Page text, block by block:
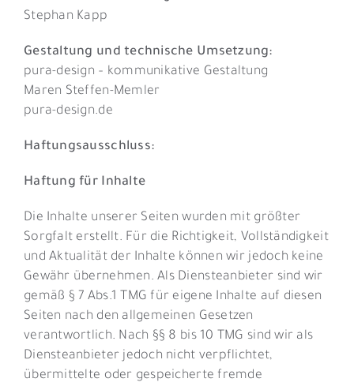
Stephan Kapp
Gestaltung und technische Umsetzung:
pura-design – kommunikative Gestaltung
Maren Steffen-Memler
pura-design.de
Haftungsausschluss:
Haftung für Inhalte
Die Inhalte unserer Seiten wurden mit größter
Sorgfalt erstellt. Für die Richtigkeit, Vollständigkeit
und Aktualität der Inhalte können wir jedoch keine
Gewähr übernehmen. Als Diensteanbieter sind wir
gemäß § 7 Abs.1 TMG für eigene Inhalte auf diesen
Seiten nach den allgemeinen Gesetzen
verantwortlich. Nach §§ 8 bis 10 TMG sind wir als
Diensteanbieter jedoch nicht verpflichtet,
übermittelte oder gespeicherte fremde